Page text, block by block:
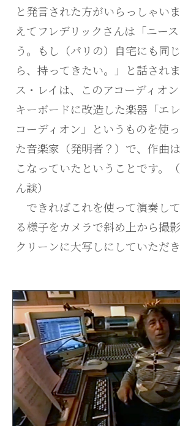
と発言された方がいらっしゃい
えてフレデリックさんは「ニー
う。もし（パリの）自宅にも同
ら、持ってきたい。」と話され
ス・レイは、このアコーディオ
キーボードに改造した楽器「エ
コーディオン」というものを使
た音楽家（発明者？）で、作曲
こなっていたということです。
ん談）
できればこれを使って演奏し
る様子をカメラで斜め上から撮
クリーンに大写しにしていただ